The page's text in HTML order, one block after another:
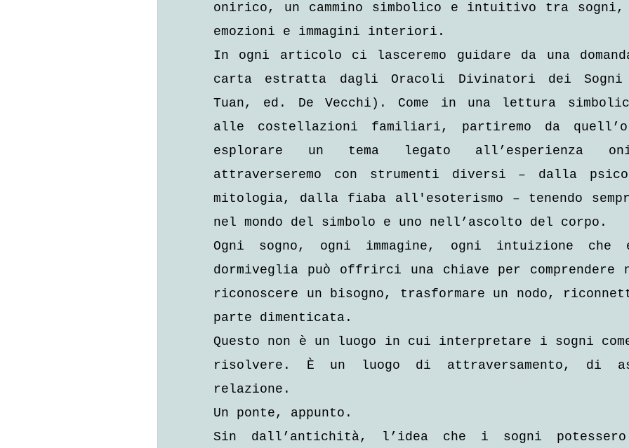
onirico, un cammino simbolico e intuitivo tra
emozioni e immagini interiori.
In ogni articolo ci lasceremo guidare da una
carta estratta dagli Oracoli Divinatori dei
Tuan, ed. De Vecchi). Come in una lettura
alle costellazioni familiari, partiremo da
esplorare un tema legato all’esperienza
attraverseremo con strumenti diversi – dalla
mitologia, dalla fiaba all'esoterismo – tenendo
nel mondo del simbolo e uno nell’ascolto del corpo.
Ogni sogno, ogni immagine, ogni intuizione che
dormiveglia può offrirci una chiave per comprendere
riconoscere un bisogno, trasformare un nodo,
parte dimenticata.
Questo non è un luogo in cui interpretare i sogni
risolvere. È un luogo di attraversamento, di
relazione.
Un ponte, appunto.
Sin dall’antichità, l’idea che i sogni potessero